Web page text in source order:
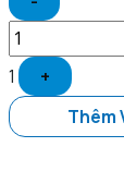
1
+
Thêm